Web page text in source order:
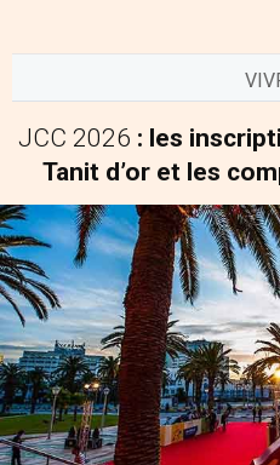
JCC 2026 : les
Tanit d’or et les